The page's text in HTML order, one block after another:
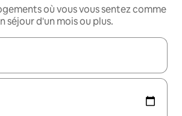
où vous vous sentez comme
séjour d'un mois ou plus.
s'affichent, utilisez les flèches vers le